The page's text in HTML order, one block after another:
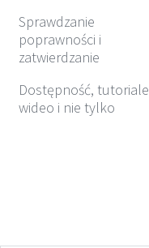
Sprawdzanie
poprawności i
zatwierdzanie
Dostępność, tutoriale
wideo i nie tylko